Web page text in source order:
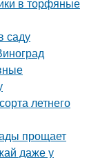
саду
летнего
прощает
даже у